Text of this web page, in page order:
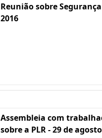
Reunião sobre
2016
Assembleia com
sobre a PLR - 29 de